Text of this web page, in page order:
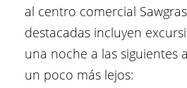
al centro comercial
destacadas incluyen
una noche a las siguientes
un poco más lejos: